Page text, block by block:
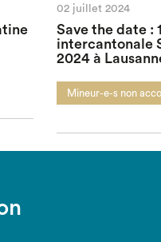
02 juillet 2024
Save the date :
intercantonale
2024 à
Mineur-e-s non